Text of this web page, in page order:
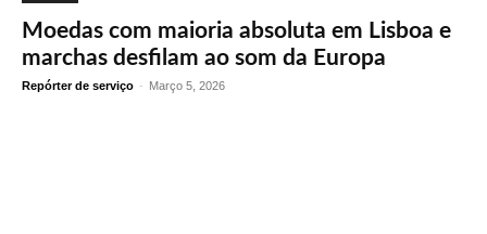
Moedas com maioria absoluta em Lisboa e
marchas desfilam ao som da Europa
Repórter de serviço - Março 5, 2026